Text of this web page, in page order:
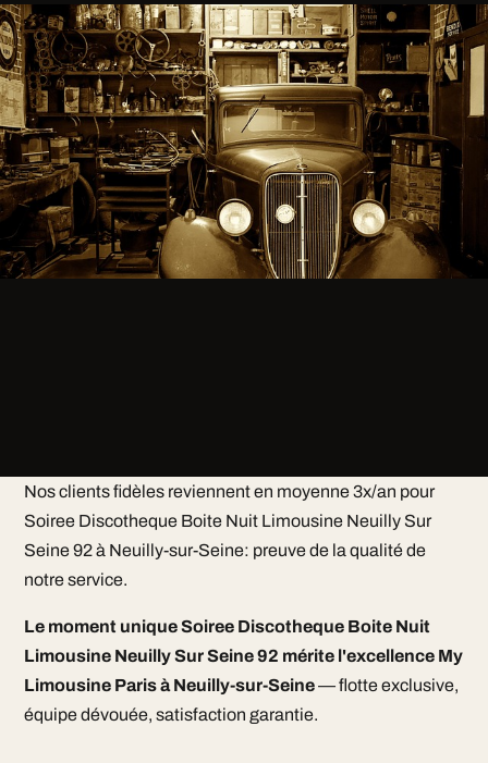
Nos clients fidèles reviennent en moyenne 3x/an pour
Soiree Discotheque Boite Nuit Limousine Neuilly Sur
Seine 92 à Neuilly-sur-Seine: preuve de la qualité de
notre service.
Le moment unique Soiree Discotheque Boite Nuit
Limousine Neuilly Sur Seine 92 mérite l'excellence My
Limousine Paris à Neuilly-sur-Seine— flotte exclusive,
équipe dévouée, satisfaction garantie.